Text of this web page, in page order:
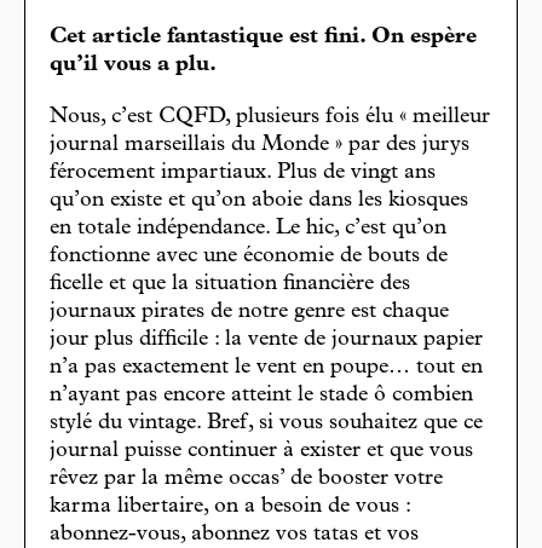
Cet article fantastique est fini. On espère
qu’il vous a plu.
Nous, c’est CQFD, plusieurs fois élu « meilleur
journal marseillais du Monde » par des jurys
férocement impartiaux. Plus de vingt ans
qu’on existe et qu’on aboie dans les kiosques
en totale indépendance. Le hic, c’est qu’on
fonctionne avec une économie de bouts de
ficelle et que la situation financière des
journaux pirates de notre genre est chaque
jour plus difficile : la vente de journaux papier
n’a pas exactement le vent en poupe… tout en
n’ayant pas encore atteint le stade ô combien
stylé du vintage. Bref, si vous souhaitez que ce
journal puisse continuer à exister et que vous
rêvez par la même occas’ de booster votre
karma libertaire, on a besoin de vous :
abonnez-vous, abonnez vos tatas et vos